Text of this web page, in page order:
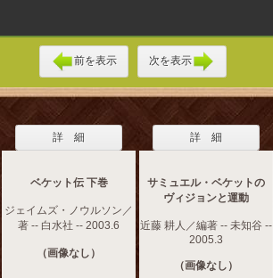
前を表示 次を表示
詳 細
ベケット伝 下巻
ジェイムズ・ノウルソン／
著 -- 白水社 -- 2003.6
（画像なし）
詳 細
サミュエル・ベケットの
ヴィジョンと運動
近藤 耕人／編著 -- 未知谷 --
2005.3
（画像なし）